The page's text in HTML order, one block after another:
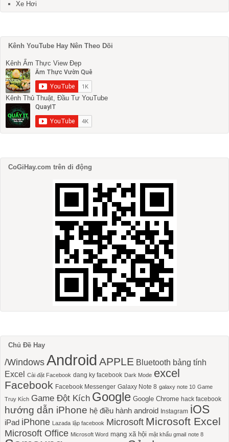
Xe Hơi
Kênh YouTube Hay Nên Theo Dõi
Kênh Ẩm Thực View Đẹp
Kênh Thủ Thuật, Đầu Tư YouTube
CoGiHay.com trên di động
Chủ Đề Hay
/Windows Android APPLE Bluetooth bảng tính
Excel Cài đặt Facebook dang ky facebook Dark Mode excel
Facebook Facebook Messenger Galaxy Note 8 galaxy note 10 Game
Truy Kích Game Đột Kích Google Google Chrome hack facebook
hướng dẫn iPhone hệ điều hành android Instagram iOS
iPad iPhone Lazada lập facebook Microsoft Microsoft Excel
Microsoft Office Microsoft Word mạng xã hội mật khẩu gmail note 8